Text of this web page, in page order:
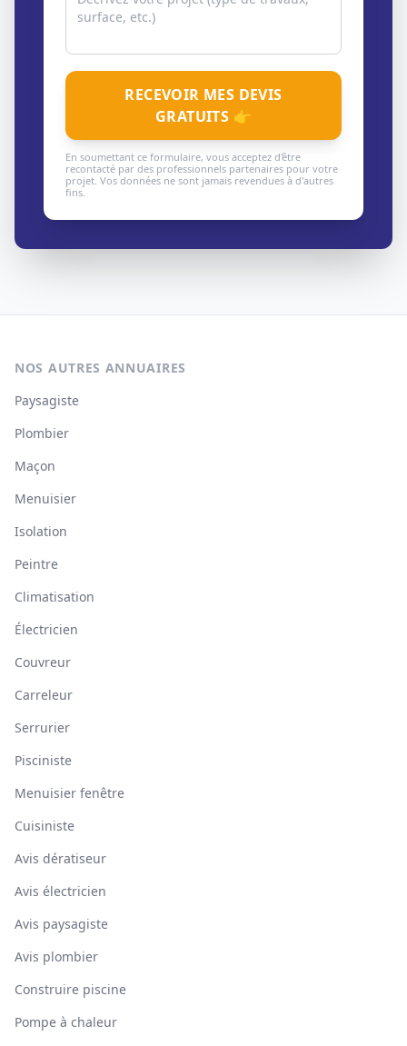
RECEVOIR MES DEVIS
GRATUITS 👉
En soumettant ce formulaire, vous acceptez d'être
recontacté par des professionnels partenaires pour votre
projet. Vos données ne sont jamais revendues à d'autres
fins.
NOS AUTRES ANNUAIRES
Paysagiste
Plombier
Maçon
Menuisier
Isolation
Peintre
Climatisation
Électricien
Couvreur
Carreleur
Serrurier
Pisciniste
Menuisier fenêtre
Cuisiniste
Avis dératiseur
Avis électricien
Avis paysagiste
Avis plombier
Construire piscine
Pompe à chaleur